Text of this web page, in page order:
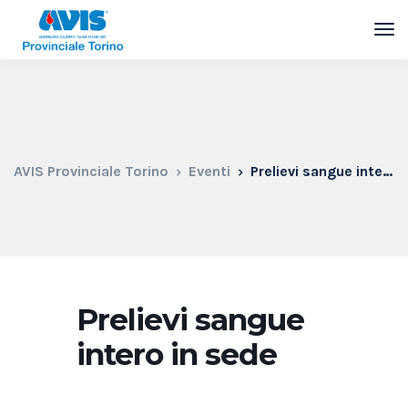
AVIS Provinciale Torino Eventi Prelievi sangue intero in sede
Prelievi sangue
intero in sede